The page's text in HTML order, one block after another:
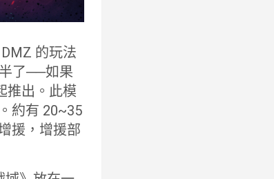
的玩法
了──如果
推出。此模
約有 20~35
援，增援部